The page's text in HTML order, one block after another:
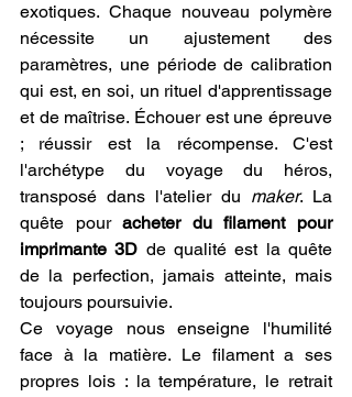
exotiques. Chaque nouveau polymère
nécessite un ajustement des
paramètres, une période de calibration
qui est, en soi, un rituel d'apprentissage
et de maîtrise. Échouer est une épreuve
; réussir est la récompense. C'est
l'archétype du voyage du héros,
transposé dans l'atelier du maker. La
quête pour acheter du filament pour
imprimante 3D de qualité est la quête
de la perfection, jamais atteinte, mais
toujours poursuivie.
Ce voyage nous enseigne l'humilité
face à la matière. Le filament a ses
propres lois : la température, le retrait